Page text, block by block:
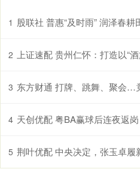
1 股联社 普惠“及时雨” 润泽春耕田——
2 上证速配 贵州仁怀：打造以“酒旅为核、山
3 东方财通 打牌、跳舞、聚会…
4 天创优配 粤BA赢球后连夜返岗 “
5 荆叶优配 中央决定，张玉卓履